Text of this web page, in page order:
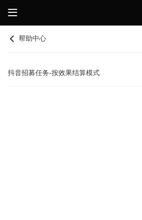
帮助中心
抖音招募任务-按效果结算模式